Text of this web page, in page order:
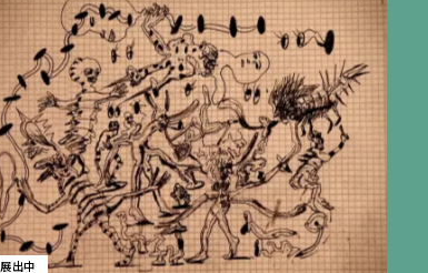
展出中